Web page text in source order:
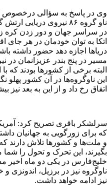
وی در پاسخ به سؤالی درخصوص
در سراسر جهان و دور زدن کره
اتکا به توان خودمان در هر جای
دریاها اجازه دهد حضور داشته
مسیر در پنج بندر عزیزانمان در
البته برخی از کشورها بودند که
این ناوگروه‌ها در آن کشور پهلو
اتفاق رخ داد و از این به بعد نیز
سرلشکر باقری تصریح کرد:
که برای زورگویی به جهانیان
و ملت‌ها و کشورها تلاش دارند
بگیرند، این تحرک و تحول را
خلیج‌فارس در یکی دو ماه اخیر
ناوگروه نیز در برزیل، ‌اندونزی و
نیز ادامه خواهد داشت.